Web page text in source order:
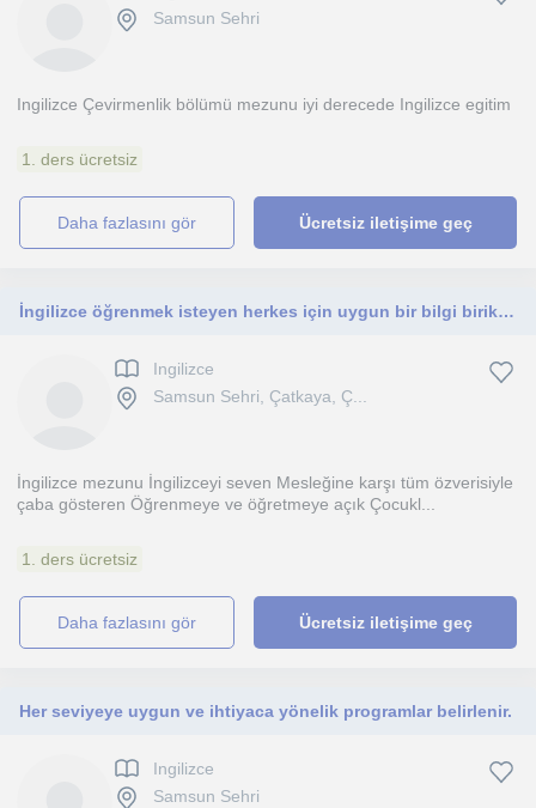
Samsun Sehri
Ingilizce Çevirmenlik bölümü mezunu iyi derecede Ingilizce egitim
1. ders ücretsiz
daha fazlasını gör Ücretsiz iletişime geç
İngilizce öğrenmek isteyen herkes için uygun bir bilgi birikimim olduğunu düşünüyorum.
Ingilizce
Samsun Sehri, Çatkaya, Ç...
İngilizce mezunu İngilizceyi seven Mesleğine karşı tüm özverisiyle
çaba gösteren Öğrenmeye ve öğretmeye açık Çocukl...
1. ders ücretsiz
daha fazlasını gör Ücretsiz iletişime geç
Her seviyeye uygun ve ihtiyaca yönelik programlar belirlenir.
Ingilizce
Samsun Sehri